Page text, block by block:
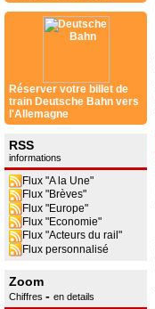
Réserver votre billet de
train Deutsche Bahn vers
l'Allemagne
RSS
informations
Flux "A la Une"
Flux "Brèves"
Flux "Europe"
Flux "Economie"
Flux "Acteurs du rail"
Flux personnalisé
Zoom
Chiffres - en details